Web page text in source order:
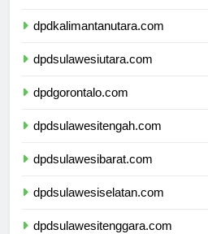
dpdkalimantanutara.com
dpdsulawesiutara.com
dpdgorontalo.com
dpdsulawesitengah.com
dpdsulawesibarat.com
dpdsulawesiselatan.com
dpdsulawesitenggara.com